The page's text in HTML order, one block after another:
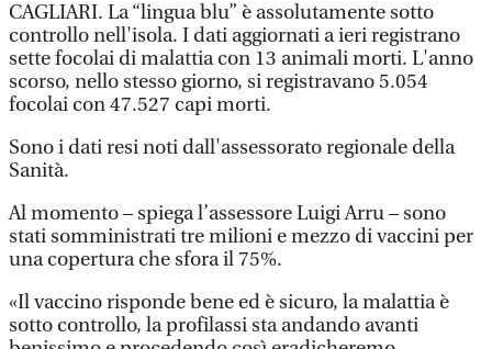
CAGLIARI. La “lingua blu” è assolutamente sotto
controllo nell'isola. I dati aggiornati a ieri registrano
sette focolai di malattia con 13 animali morti. L'anno
scorso, nello stesso giorno, si registravano 5.054
focolai con 47.527 capi morti.
Sono i dati resi noti dall'assessorato regionale della
Sanità.
Al momento – spiega l’assessore Luigi Arru – sono
stati somministrati tre milioni e mezzo di vaccini per
una copertura che sfora il 75%.
«Il vaccino risponde bene ed è sicuro, la malattia è
sotto controllo, la profilassi sta andando avanti